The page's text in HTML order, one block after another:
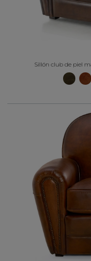
Sillón club de piel